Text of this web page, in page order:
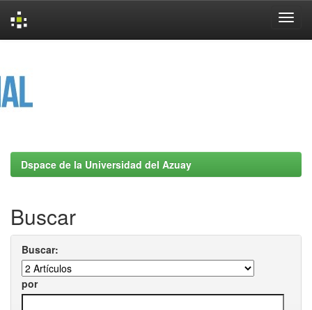
Dspace de la Universidad del Azuay
Buscar
Buscar:
por